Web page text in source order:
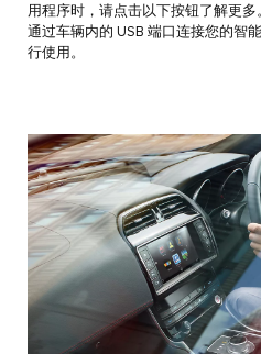
用程序时，请点击以下按钮了解更多
通过车辆内的 USB 端口连接您的智
行使用。